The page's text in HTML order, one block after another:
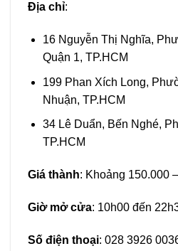
Địa chỉ:
16 Nguyễn Thị Nghĩa,
Quận 1, TP.HCM
199 Phan Xích Long,
Nhuận, TP.HCM
34 Lê Duẩn, Bến Nghé,
TP.HCM
Giá thành: Khoảng 150.000
Giờ mở cửa: 10h00 đến
Số điện thoại: 028 3926